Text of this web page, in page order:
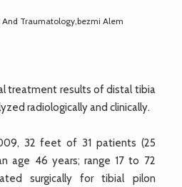
Traumatology,bezmi Alem
treatment results of distal tibia
radiologically and clinically.
32 feet of 31 patients (25
age 46 years; range 17 to 72
surgically for tibial pilon